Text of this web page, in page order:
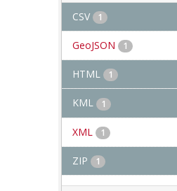
CSV 1
GeoJSON 1
HTML 1
KML 1
XML 1
ZIP 1